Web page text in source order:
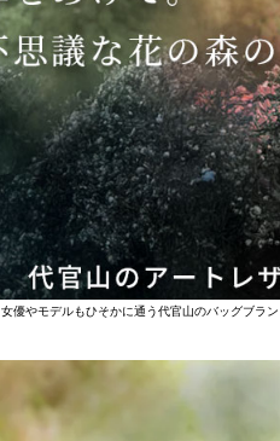
女優やモデルもひそかに通う代官山のバッグブラ